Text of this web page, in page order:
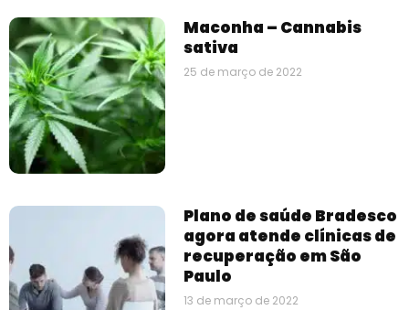
Maconha – Cannabis
sativa
25 de março de 2022
Plano de saúde Bradesco
agora atende clínicas de
recuperação em São
Paulo
13 de março de 2022